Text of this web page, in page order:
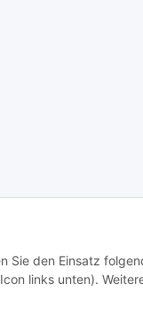
Sie den Einsatz
links unten).